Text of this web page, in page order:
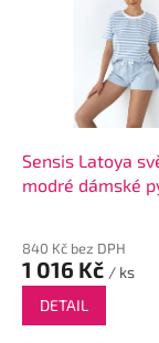
Sensis Latoya
modré dámské
840 Kč bez DPH
1 016 Kč / ks
DETAIL